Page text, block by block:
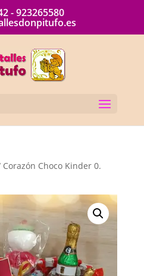
- 923265580
Choco Kinder 0.